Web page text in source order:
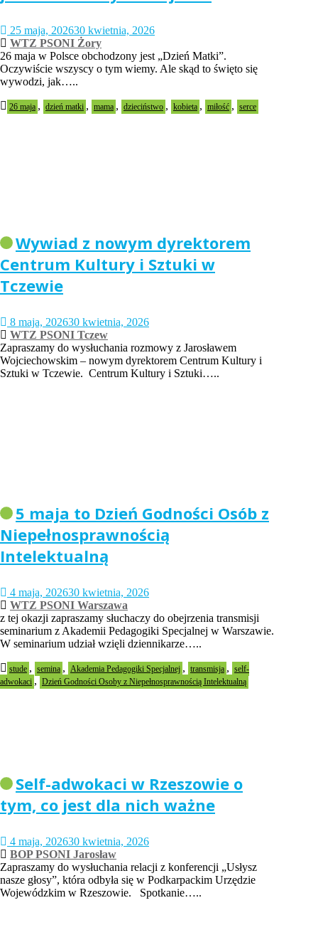
25 maja, 202630 kwietnia, 2026
WTZ PSONI Żory
26 maja w Polsce obchodzony jest „Dzień Matki”.
Oczywiście wszyscy o tym wiemy. Ale skąd to święto się
wywodzi, jak…..
26 maja , dzień matki , mama , dzieciństwo , kobieta , miłość , serce
Wywiad z nowym dyrektorem
Centrum Kultury i Sztuki w
Tczewie
8 maja, 202630 kwietnia, 2026
WTZ PSONI Tczew
Zapraszamy do wysłuchania rozmowy z Jarosławem
Wojciechowskim – nowym dyrektorem Centrum Kultury i
Sztuki w Tczewie. Centrum Kultury i Sztuki…..
5 maja to Dzień Godności Osób z
Niepełnosprawnością
Intelektualną
4 maja, 202630 kwietnia, 2026
WTZ PSONI Warszawa
z tej okazji zapraszamy słuchaczy do obejrzenia transmisji
seminarium z Akademii Pedagogiki Specjalnej w Warszawie.
W seminarium udział wzięli dziennikarze…..
stude , semina , Akademia Pedagogiki Specjalnej , transmisja , self-
adwokaci , Dzień Godności Osoby z Niepełnosprawnością Intelektualną
Self-adwokaci w Rzeszowie o
tym, co jest dla nich ważne
4 maja, 202630 kwietnia, 2026
BOP PSONI Jarosław
Zapraszamy do wysłuchania relacji z konferencji „Usłysz
nasze głosy”, która odbyła się w Podkarpackim Urzędzie
Wojewódzkim w Rzeszowie. Spotkanie…..